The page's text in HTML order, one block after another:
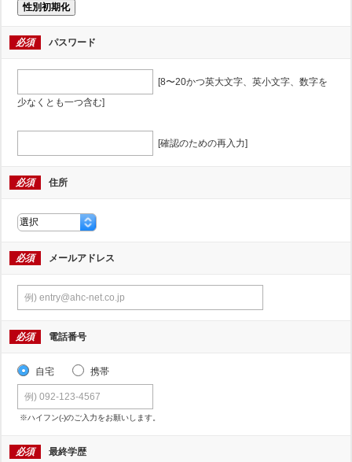
性別初期化
必須 パスワード
[8〜20かつ英大文字、英小文字、数字を
少なくとも一つ含む]
[確認のための再入力]
必須 住所
必須 メールアドレス
必須 電話番号
自宅 携帯
※ハイフン(-)のご入力をお願いします。
必須 最終学歴